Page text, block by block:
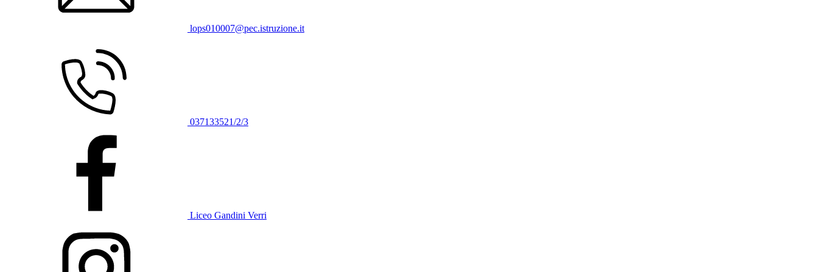
lops010007@pec.istruzione.it
037133521/2/3
Liceo Gandini Verri